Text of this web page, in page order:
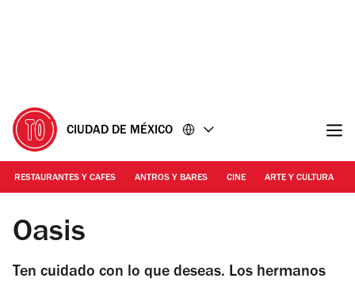
CIUDAD DE MÉXICO
RESTAURANTES Y CAFES ANTROS Y BARES CINE ARTE Y CULTURA
Foto: Wikimedia Commons
Oasis
Ten cuidado con lo que deseas. Los hermanos